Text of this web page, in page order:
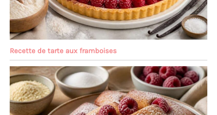
Recette de tarte aux framboises